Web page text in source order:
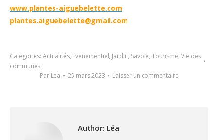
www.plantes-aiguebelette.com
plantes.aiguebelette@gmail.com
Categories: Actualités, Evenementiel, Jardin, Savoie, Tourisme, Vie des
communes
Par Léa 25 mars 2023 Laisser un commentaire
Author: Léa